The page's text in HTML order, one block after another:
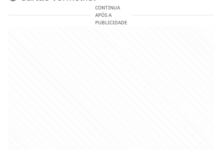
CONTINUA
APÓS A
PUBLICIDADE